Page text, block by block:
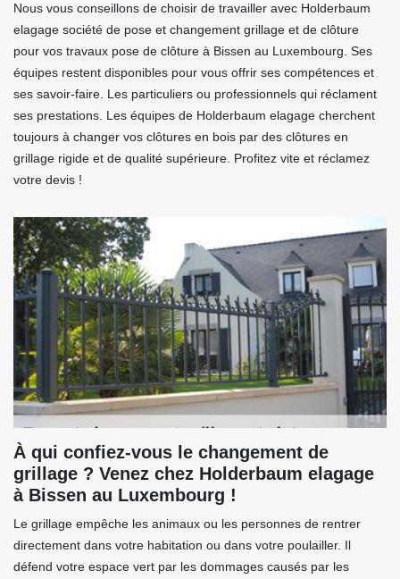
Nous vous conseillons de choisir de travailler avec Holderbaum
elagage société de pose et changement grillage et de clôture
pour vos travaux pose de clôture à Bissen au Luxembourg. Ses
équipes restent disponibles pour vous offrir ses compétences et
ses savoir-faire. Les particuliers ou professionnels qui réclament
ses prestations. Les équipes de Holderbaum elagage cherchent
toujours à changer vos clôtures en bois par des clôtures en
grillage rigide et de qualité supérieure. Profitez vite et réclamez
votre devis !
À qui confiez-vous le changement de
grillage ? Venez chez Holderbaum elagage
à Bissen au Luxembourg !
Le grillage empêche les animaux ou les personnes de rentrer
directement dans votre habitation ou dans votre poulailler. Il
défend votre espace vert par les dommages causés par les